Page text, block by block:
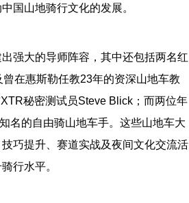
国山地骑行文化的发展。
强大的导师阵容，其中还包括两名红
在惠斯勒任教23年的资深山地车教
秘密测试员Steve Blick；而两位年
名的自由骑山地车手。这些山地车大
巧提升、赛道实战及夜间文化交流活
行水平。